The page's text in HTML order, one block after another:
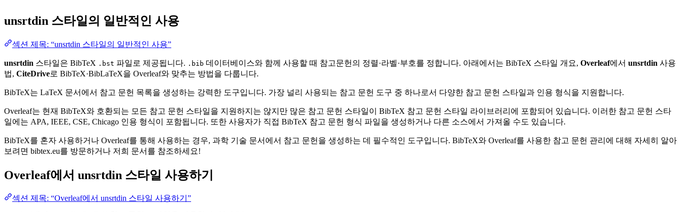
unsrtdin 스타일의 일반적인 사용
섹션 제목: “unsrtdin 스타일의 일반적인 사용”
unsrtdin 스타일은 BibTeX .bst 파일로 제공됩니다. .bib 데이터베이스와 함께 사용할 때 참고문헌의 정렬·라벨·부호를 정합니다. 아래에서는 BibTeX 스타일 개요, Overleaf에서 unsrtdin 사용
법, CiteDrive로 BibTeX·BibLaTeX을 Overleaf와 맞추는 방법을 다룹니다.
BibTeX는 LaTeX 문서에서 참고 문헌 목록을 생성하는 강력한 도구입니다. 가장 널리 사용되는 참고 문헌 도구 중 하나로서 다양한 참고 문헌 스타일과 인용 형식을 지원합니다.
Overleaf는 현재 BibTeX와 호환되는 모든 참고 문헌 스타일을 지원하지는 않지만 많은 참고 문헌 스타일이 BibTeX 참고 문헌 스타일 라이브러리에 포함되어 있습니다. 이러한 참고 문헌 스타
일에는 APA, IEEE, CSE, Chicago 인용 형식이 포함됩니다. 또한 사용자가 직접 BibTeX 참고 문헌 형식 파일을 생성하거나 다른 소스에서 가져올 수도 있습니다.
BibTeX를 혼자 사용하거나 Overleaf를 통해 사용하는 경우, 과학 기술 문서에서 참고 문헌을 생성하는 데 필수적인 도구입니다. BibTeX와 Overleaf를 사용한 참고 문헌 관리에 대해 자세히 알아
보려면 bibtex.eu를 방문하거나 저희 문서를 참조하세요!
Overleaf에서 unsrtdin 스타일 사용하기
섹션 제목: “Overleaf에서 unsrtdin 스타일 사용하기”